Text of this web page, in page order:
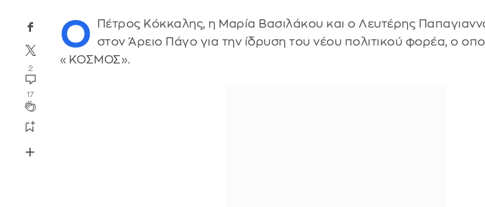
2
17
Ο
Πέτρος Κόκκαλης, η Μαρία Βασιλάκου και ο Λευτέρης
στον Άρειο Πάγο για την ίδρυση του νέου πολιτικού φορέα, ο
«ΚΟΣΜΟΣ».